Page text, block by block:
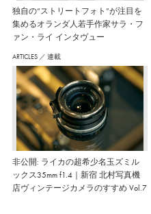
独自の“ストリートフォト”が注目を
集めるオランダ人若手作家サラ・フ
ァン・ライ インタヴュー
ARTICLES ／ 連載
非公開: ライカの超希少名玉ズミル
ックス35mm f1.4｜新宿 北村写真機
店ヴィンテージカメラのすすめ Vol.7